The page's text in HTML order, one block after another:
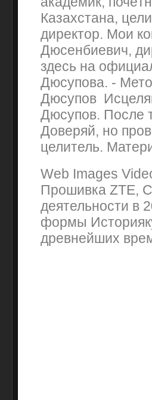
Казахстана,
директор. Мои
Дюсенбиевич,
здесь на
Дюсупова. -
Дюсупов
Дюсупов. После
Доверяй, но
целитель.
Web Images
Прошивка ZTE,
деятельности в
формы
древнейших